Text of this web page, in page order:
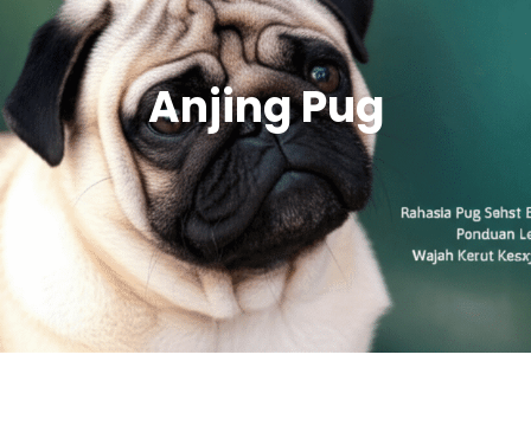
Anjing Pug